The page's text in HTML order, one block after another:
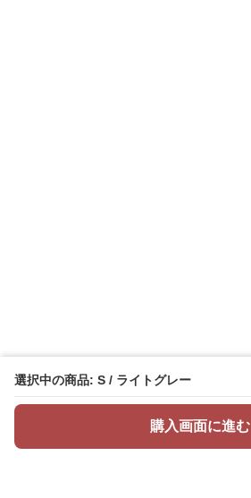
選択中の商品: S / ライトグレー
購入画面に進む